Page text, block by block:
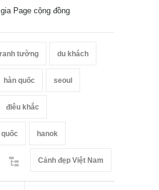
Page cộng đồng
tường du khách
hàn quốc seoul
điêu khắc
hanok
Cảnh đẹp Việt Nam